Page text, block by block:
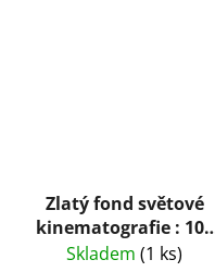
Zlatý fond světové
kinematografie : 100
filmů vybraných
Skladem (1 ks)